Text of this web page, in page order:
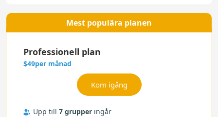
Mest populära planen
Professionell plan
$49per månad
Upp till 7 grupper ingår